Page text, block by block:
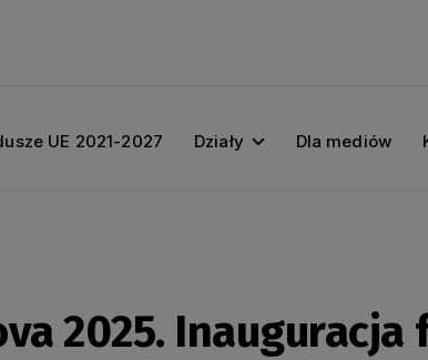
UE 2021-2027 Działy Dla mediów
2025.